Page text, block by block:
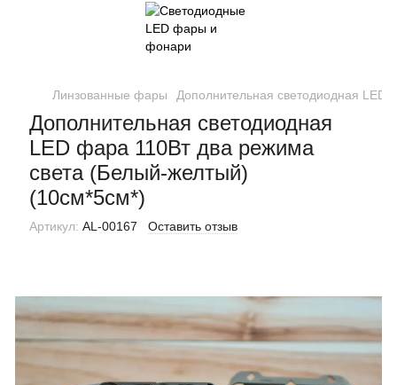
Линзованные фары Дополнительная светодиодная
Дополнительная светодиодная
LED фара 110Вт два режима
света (Белый-желтый)
(10см*5см*)
Артикул: AL-00167 Оставить отзыв